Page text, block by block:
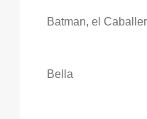
Batman, el
Bella